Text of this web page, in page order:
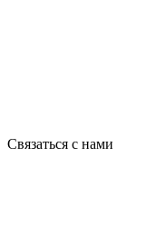
Связаться с нами